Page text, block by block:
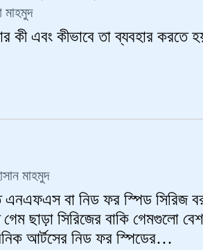
মাহমুদ
কী এবং কীভাবে তা ব্যবহার করতে
মাহমুদ
এনএফএস বা নিড ফর স্পিড সিরিজ
ছাড়া সিরিজের বাকি গেমগুলো
আর্টসের নিড ফর স্পিডের…